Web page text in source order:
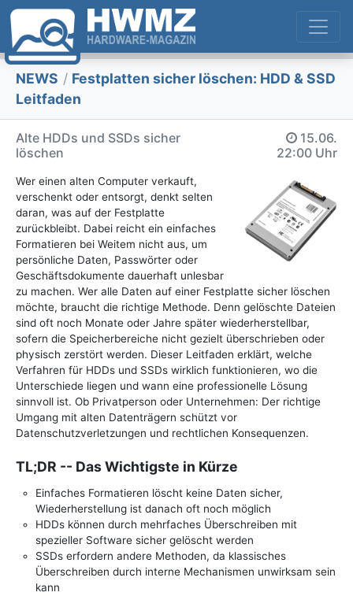
NEWS / Festplatten sicher löschen: HDD & SSD
Leitfaden
Alte HDDs und SSDs sicher
löschen
15.06.
22:00 Uhr
Wer einen alten Computer verkauft,
verschenkt oder entsorgt, denkt selten
daran, was auf der Festplatte
zurückbleibt. Dabei reicht ein einfaches
Formatieren bei Weitem nicht aus, um
persönliche Daten, Passwörter oder
Geschäftsdokumente dauerhaft unlesbar
zu machen. Wer alle Daten auf einer Festplatte sicher löschen
möchte, braucht die richtige Methode. Denn gelöschte Dateien
sind oft noch Monate oder Jahre später wiederherstellbar,
sofern die Speicherbereiche nicht gezielt überschrieben oder
physisch zerstört werden. Dieser Leitfaden erklärt, welche
Verfahren für HDDs und SSDs wirklich funktionieren, wo die
Unterschiede liegen und wann eine professionelle Lösung
sinnvoll ist. Ob Privatperson oder Unternehmen: Der richtige
Umgang mit alten Datenträgern schützt vor
Datenschutzverletzungen und rechtlichen Konsequenzen.
TL;DR -- Das Wichtigste in Kürze
Einfaches Formatieren löscht keine Daten sicher,
Wiederherstellung ist danach oft noch möglich
HDDs können durch mehrfaches Überschreiben mit
spezieller Software sicher gelöscht werden
SSDs erfordern andere Methoden, da klassisches
Überschreiben durch interne Mechanismen unwirksam sein
kann